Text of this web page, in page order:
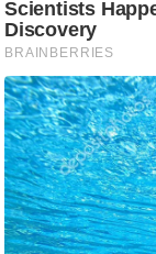
ग
त
बॉ
ली
वु
ड
हॉ
ली